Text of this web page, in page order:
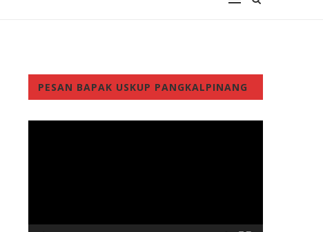
PESAN BAPAK USKUP PANGKALPINANG